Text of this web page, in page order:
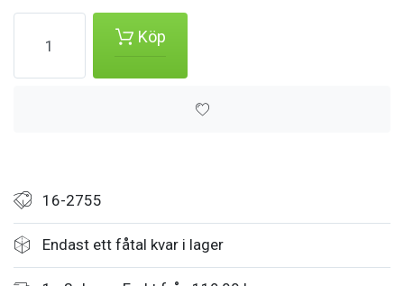
Köp
16-2755
Endast ett fåtal kvar i lager